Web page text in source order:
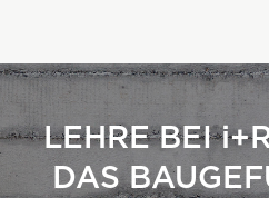
LEHRE BEIi
DAS